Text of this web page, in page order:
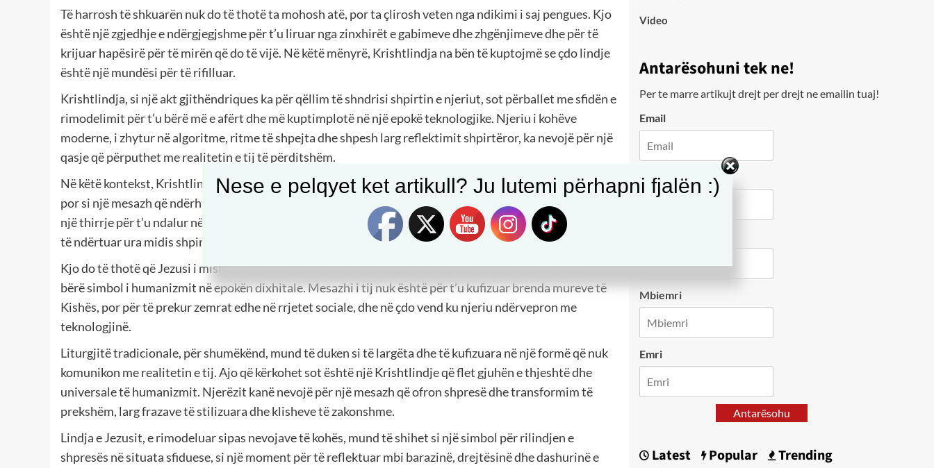
Të harrosh të shkuarën nuk do të thotë ta mohosh atë, por ta çlirosh veten nga ndikimi i saj pengues. Kjo
është një zgjedhje e ndërgjegjshme për t’u liruar nga zinxhirët e gabimeve dhe zhgënjimeve dhe për të
krijuar hapësirë për të mirën që do të vijë. Në këtë mënyrë, Krishtlindja na bën të kuptojmë se çdo lindje
është një mundësi për të rifilluar.
Krishtlindja, si një akt gjithëndriques ka për qëllim të shndrisi shpirtin e njeriut, sot përballet me sfidën e
rimodelimit për t’u bërë më e afërt dhe më kuptimplotë në një epokë teknologjike. Njeriu i kohëve
moderne, i zhytur në algoritme, ritme të shpejta dhe shpesh larg reflektimit shpirtëror, ka nevojë për një
qasje që përputhet me realitetin e tij të përditshëm.
Në këtë kontekst, Krishtlindja mund të rimodelohet jo si një përvjetor i largët i një ngjarjeje historike,
por si një mesazh që ndërhyn në përditshmërinë e njeriut. Pranimi i lindjes së Jezusit mund të shihet si
një thirrje për t’u ndalur në një botë të përshpejtuar, për të rigjetur kuptimin në mesin e rrëmujës dhe për
të ndërtuar ura midis shpirtërores dhe teknologjisë.
Kjo do të thotë që Jezusi i mishëruar mund të “zbresë” sot në algoritmet që na drejtojnë jetën, duke u
bërë simbol i humanizmit në epokën dixhitale. Mesazhi i tij nuk është për t’u kufizuar brenda mureve të
Kishës, por për të prekur zemrat edhe në rrjetet sociale, dhe në çdo vend ku njeriu ndërvepron me
teknologjinë.
Liturgjitë tradicionale, për shumëkënd, mund të duken si të largëta dhe të kufizuara në një formë që nuk
komunikon me realitetin e tij. Ajo që kërkohet sot është një Krishtlindje që flet gjuhën e thjeshtë dhe
universale të humanizmit. Njerëzit kanë nevojë për një mesazh që ofron shpresë dhe transformim të
prekshëm, larg frazave të stilizuara dhe klisheve të zakonshme.
Lindja e Jezusit, e rimodeluar sipas nevojave të kohës, mund të shihet si një simbol për rilindjen e
shpresës në situata sfiduese, si një moment për të reflektuar mbi barazinë, drejtësinë dhe dashurinë e
Video
Antarësohuni tek ne!
Per te marre artikujt drejt per drejt ne emailin tuaj!
Email
City
Mbiemri
Emri
Antarësohu
Latest Popular Trending
Nese e pelqyet ket artikull? Ju lutemi përhapni fjalën :)